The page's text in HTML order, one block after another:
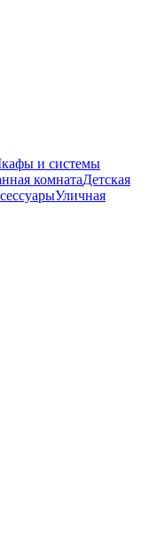
и системы
комнатаДетская
Уличная